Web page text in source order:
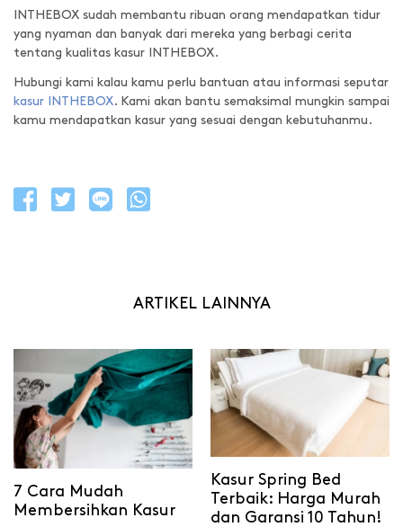
INTHEBOX sudah membantu ribuan orang mendapatkan tidur
yang nyaman dan banyak dari mereka yang berbagi cerita
tentang kualitas kasur INTHEBOX.
Hubungi kami kalau kamu perlu bantuan atau informasi seputar
kasur INTHEBOX. Kami akan bantu semaksimal mungkin sampai
kamu mendapatkan kasur yang sesuai dengan kebutuhanmu.
ARTIKEL LAINNYA
7 Cara Mudah
Membersihkan Kasur
Kasur Spring Bed
Terbaik: Harga Murah
dan Garansi 10 Tahun!